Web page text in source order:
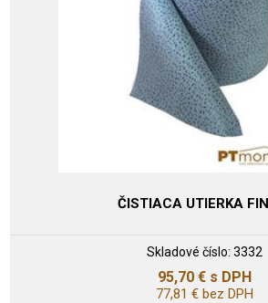
ČISTIACA UTIERKA
Skladové číslo: 3332
95,70 €s DPH
77,81 €bez DPH